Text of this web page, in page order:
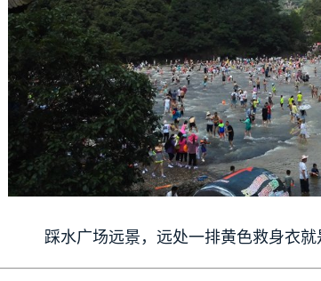
踩水广场远景，远处一排黄色救身衣就